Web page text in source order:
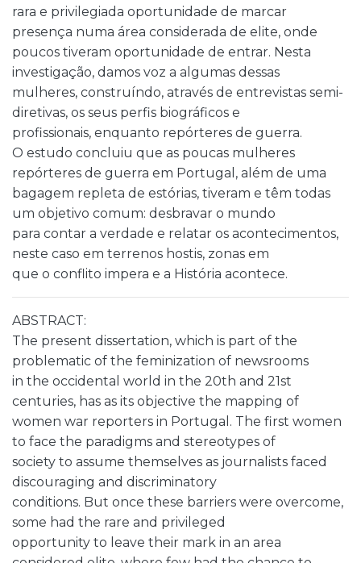
rara e privilegiada oportunidade de marcar
presença numa área considerada de elite, onde
poucos tiveram oportunidade de entrar. Nesta
investigação, damos voz a algumas dessas
mulheres, construíndo, através de entrevistas semi-
diretivas, os seus perfis biográficos e
profissionais, enquanto repórteres de guerra.
O estudo concluiu que as poucas mulheres
repórteres de guerra em Portugal, além de uma
bagagem repleta de estórias, tiveram e têm todas
um objetivo comum: desbravar o mundo
para contar a verdade e relatar os acontecimentos,
neste caso em terrenos hostis, zonas em
que o conflito impera e a História acontece.
ABSTRACT:
The present dissertation, which is part of the
problematic of the feminization of newsrooms
in the occidental world in the 20th and 21st
centuries, has as its objective the mapping of
women war reporters in Portugal. The first women
to face the paradigms and stereotypes of
society to assume themselves as journalists faced
discouraging and discriminatory
conditions. But once these barriers were overcome,
some had the rare and privileged
opportunity to leave their mark in an area